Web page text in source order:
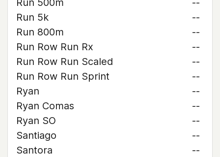
Run 500m
--
Run 5k
--
Run 800m
--
Run Row Run Rx
--
Run Row Run Scaled
--
Run Row Run Sprint
--
Ryan
--
Ryan Comas
--
Ryan SO
--
Santiago
--
Santora
--